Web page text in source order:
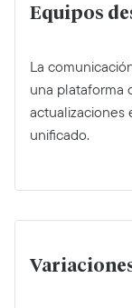
Equipos
La
una plataforma
actualizaciones
unificado.